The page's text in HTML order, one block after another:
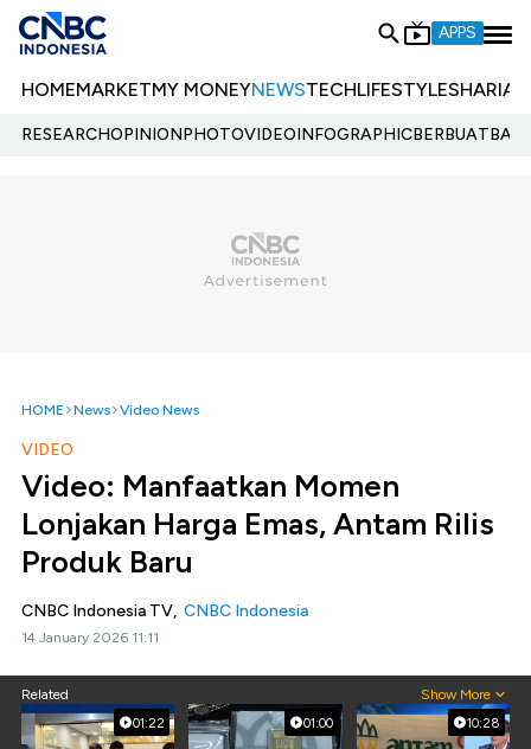
APPS
HOMEMARKETMY MONEYNEWSTECHLIFESTYLESHARIA
RESEARCHOPINIONPHOTOVIDEOINFOGRAPHIC
HOME News Video News
VIDEO
Video: Manfaatkan Momen
Lonjakan Harga Emas, Antam Rilis
Produk Baru
CNBC Indonesia TV, CNBC Indonesia
14 January 2026 11:11
Related Show More
01:22 01:00 10:28